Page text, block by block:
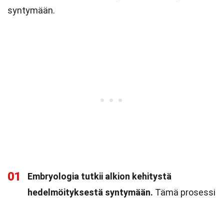
syntymään.
01
Embryologia tutkii alkion kehitystä
hedelmöityksestä syntymään. Tämä prosessi